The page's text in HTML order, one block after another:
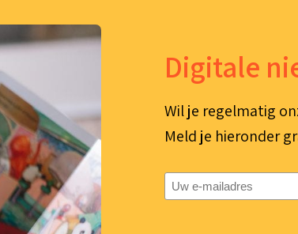
Digitale
Wil je regelmatig
Meld je hieronder
E-
mailadres(Vereist)